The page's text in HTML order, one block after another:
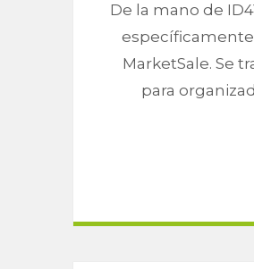
De la mano de
MarketSale. Se
para